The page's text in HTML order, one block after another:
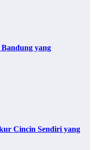
yang
Cincin Sendiri yang